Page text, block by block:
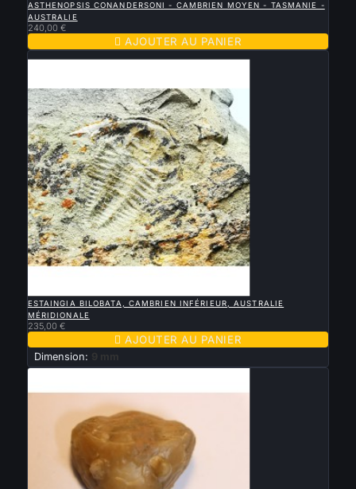
ASTHENOPSIS CONANDERSONI - CAMBRIEN MOYEN - TASMANIE -
AUSTRALIE
240,00 €
 AJOUTER AU PANIER
ESTAINGIA BILOBATA, CAMBRIEN INFÉRIEUR, AUSTRALIE
MÉRIDIONALE
235,00 €
 AJOUTER AU PANIER
Dimension: 9 mm